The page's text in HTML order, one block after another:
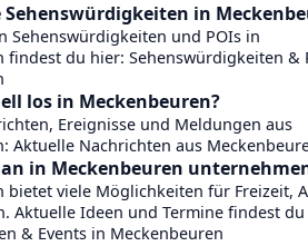
Sehenswürdigkeiten in
Sehenswürdigkeiten und POIs in
findest du hier: Sehenswürdigkeiten &
los in Meckenbeuren?
Ereignisse und Meldungen aus
Aktuelle Nachrichten aus
in Meckenbeuren
bietet viele Möglichkeiten für Freizeit,
Aktuelle Ideen und Termine findest
& Events in Meckenbeuren